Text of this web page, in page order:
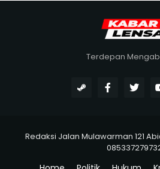
Terdepan
Redaksi Jalan Mulawarman 121